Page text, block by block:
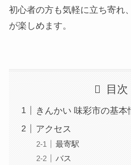
初心者の方も気軽に立ち寄れ
が楽しめます。
目次
きんかい 味彩市の基本
アクセス
最寄駅
バス